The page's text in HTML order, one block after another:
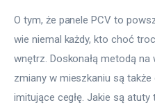
Więcej
O tym, że panele PCV to
wie niemal każdy, kto choć
wnętrz. Doskonałą metodą
zmiany w mieszkaniu są
imitujące cegłę. Jakie są atuty